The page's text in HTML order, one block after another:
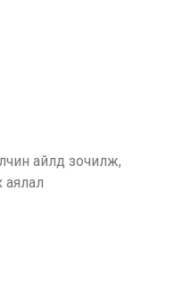
айлд зочилж,
аялал